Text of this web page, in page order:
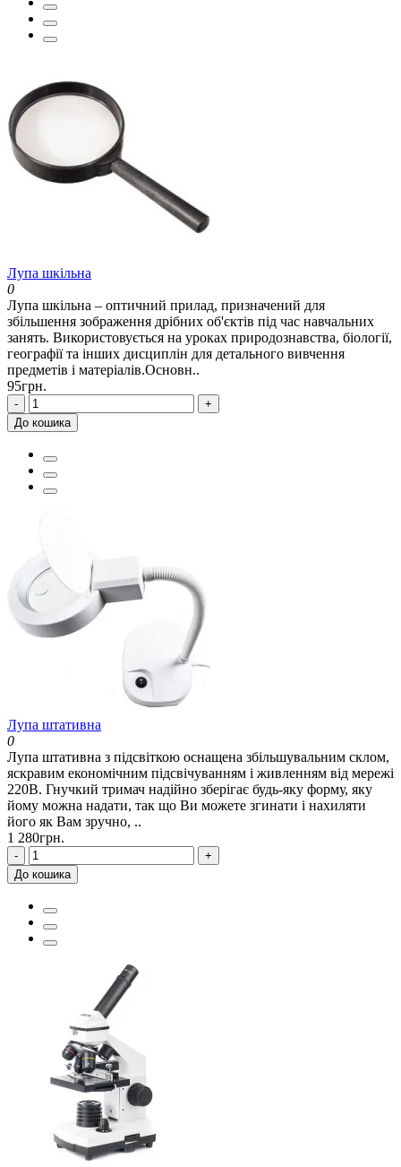
Лупа шкільна
0
Лупа шкільна – оптичний прилад, призначений для
збільшення зображення дрібних об'єктів під час навчальних
занять. Використовується на уроках природознавства, біології,
географії та інших дисциплін для детального вивчення
предметів і матеріалів.Основн..
95грн.
-
+
До кошика
Лупа штативна
0
Лупа штативна з підсвіткою оснащена збільшувальним склом,
яскравим економічним підсвічуванням і живленням від мережі
220В. Гнучкий тримач надійно зберігає будь-яку форму, яку
йому можна надати, так що Ви можете згинати і нахиляти
його як Вам зручно, ..
1 280грн.
-
+
До кошика